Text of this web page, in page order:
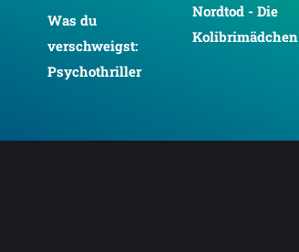
Was du
verschweigst:
Psychothriller
Nordtod - Die
Kolibrimädchen